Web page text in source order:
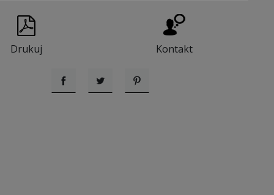
Drukuj Kontakt
UdostępnijTweetujPinterest